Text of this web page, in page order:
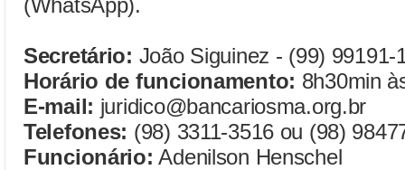
(WhatsApp).
Secretário: João Siguinez - (99) 99191-
Horário de funcionamento: 8h30min
E-mail: juridico@bancariosma.org.br
Telefones: (98) 3311-3516 ou (98)
Funcionário: Adenilson Henschel